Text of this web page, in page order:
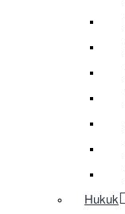
Hukuk